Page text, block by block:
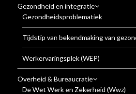
Gezondheid en integratie
Gezondheidsproblematiek
Tijdstip van bekendmaking van
Werkervaringsplek (WEP)
Overheid & Bureaucratie
De Wet Werk en Zekerheid (Wwz)